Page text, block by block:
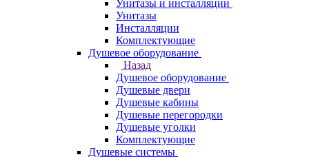
Унитазы и инсталляции
Унитазы
Инсталляции
Комплектующие
Душевое оборудование
Назад
Душевое оборудование
Душевые двери
Душевые кабины
Душевые перегородки
Душевые уголки
Комплектующие
Душевые системы